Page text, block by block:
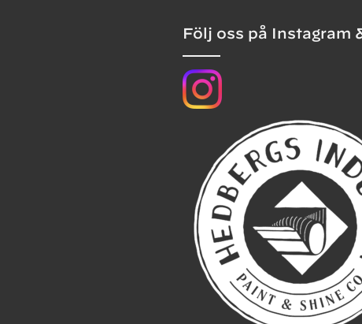
Följ oss på Instagram